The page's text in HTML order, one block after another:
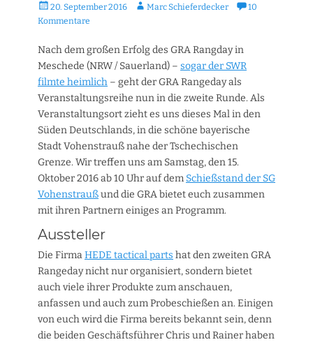
Veröffentlicht
am
20. September 2016 AutorMarc Schieferdecker
10
Kommentare
Nach dem großen Erfolg des GRA Rangday in
Meschede (NRW / Sauerland) – sogar der SWR
filmte heimlich – geht der GRA Rangeday als
Veranstaltungsreihe nun in die zweite Runde. Als
Veranstaltungsort zieht es uns dieses Mal in den
Süden Deutschlands, in die schöne bayerische
Stadt Vohenstrauß nahe der Tschechischen
Grenze. Wir treffen uns am Samstag, den 15.
Oktober 2016 ab 10 Uhr auf dem Schießstand der SG
Vohenstraußund die GRA bietet euch zusammen
mit ihren Partnern einiges an Programm.
Aussteller
Die FirmaHEDE tactical parts hat den zweiten GRA
Rangeday nicht nur organisiert, sondern bietet
auch viele ihrer Produkte zum anschauen,
anfassen und auch zum Probeschießen an. Einigen
von euch wird die Firma bereits bekannt sein, denn
die beiden Geschäftsführer Chris und Rainer haben